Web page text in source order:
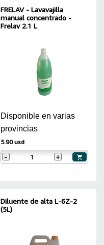
FRELAV - Lavavajilla
manual concentrado -
Frelav 2.1 L
Disponible en varias
provincias
5.90 usd
- +
Diluente de alta L-6Z-2
(5L)